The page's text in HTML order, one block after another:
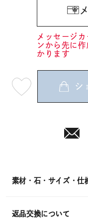
メッセージ
ンから先に
かります
08
シ
素材・石・サイズ・仕
返品交換について